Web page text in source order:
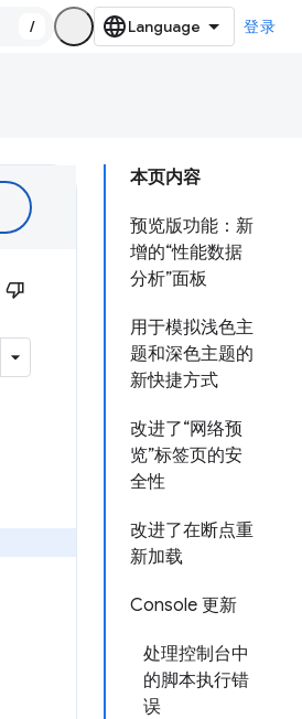
/ 登录
本页内容
预览版功能：新
增的“性能数据
分析”面板
用于模拟浅色主
题和深色主题的
新快捷方式
改进了“网络预
览”标签页的安
全性
改进了在断点重
新加载
Console 更新
处理控制台中
的脚本执行错
误